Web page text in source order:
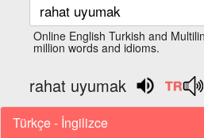
Online English Turkish and
million words and idioms.
rahat uyumak
Türkçe - İngilizce